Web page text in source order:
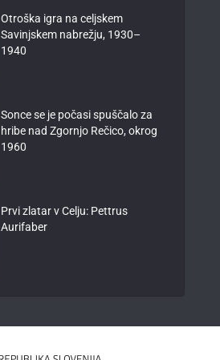
Otroška igra na celjskem
Savinjskem nabrežju, 1930–
1940
Sonce se je počasi spuščalo za
hribe nad Zgornjo Rečico, okrog
1960
Prvi zlatar v Celju: Pettrus
Aurifaber